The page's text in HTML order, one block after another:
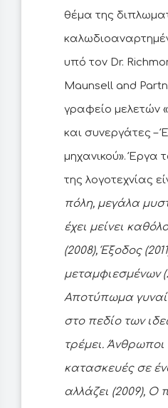
θέμα της
υπό τον Dr.
Maunsell and
γραφείο μελετών
και συνεργάτες –
μηχανικού». Έργα
της λογοτεχνίας
πόλη, μεγάλα
έχει μείνει
(2008), Έξοδος
μεταμφιεσμένων
Αποτύπωμα
στο πεδίο των
τρέμει. Άνθρωποι
κατασκευές σε
αλλάζει (2009), Ο